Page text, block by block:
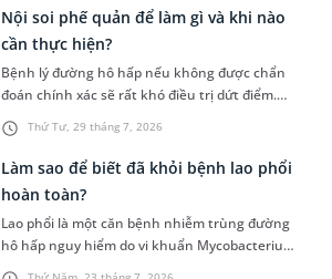
khó chịu. Đối diện với căn bệnh này, hầu hết
người bệnh đều có chung một thắc mắc: "Viêm
phế quản có tự khỏi được không hay bắt buộc
phải dùng thuốc điều trị?". Bài viết dưới đây sẽ
cung cấp câu trả lời chi tiết giúp bạn chủ động
bảo vệ sức khỏe hệ hô hấp đúng cách.
Thứ Tư, 29 tháng 7, 2026
Nội soi phế quản để làm gì và khi nào
cần thực hiện?
Bệnh lý đường hô hấp nếu không được chẩn
đoán chính xác sẽ rất khó điều trị dứt điểm.
Trong các phương pháp chẩn đoán, nội soi phế
quản thường được bác sĩ ưu tiên chỉ định do ưu
điểm hỗ trợ quan sát bên trong đường thở rõ
ràng hơn. Nhưng thực tế, nội soi phế quản để
làm gì và quy trình thực hiện diễn ra như thế
nào?
Làm sao để biết đã khỏi bệnh lao phổi
hoàn toàn?
Lao phổi là một căn bệnh nhiễm trùng đường
hô hấp nguy hiểm do vi khuẩn Mycobacterium
tuberculosis gây ra. Quá trình điều trị bệnh